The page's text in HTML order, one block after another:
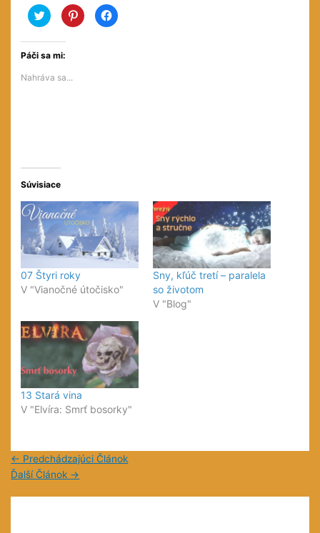
Kliknite
pre
zdieľanie
na
Twitter(Otvorí
v
novom
Kliknite
pre
zdieľanie
Kliknite
pre
Páči sa mi:
Nahráva sa...
Súvisiace
07 Štyri roky
V "Vianočné útočisko"
Sny, kľúč tretí – paralela
so životom
V "Blog"
13 Stará vina
V "Elvíra: Smrť bosorky"
← Predchádzajúci Článok
Ďalší Článok →